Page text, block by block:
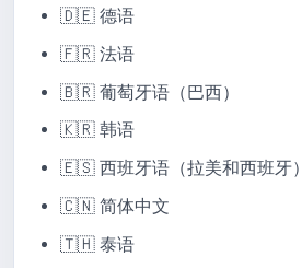
🇩🇪 德语
🇫🇷 法语
🇧🇷 葡萄牙语（巴西）
🇰🇷 韩语
🇪🇸 西班牙语（拉美和西班牙）
🇨🇳 简体中文
🇹🇭 泰语